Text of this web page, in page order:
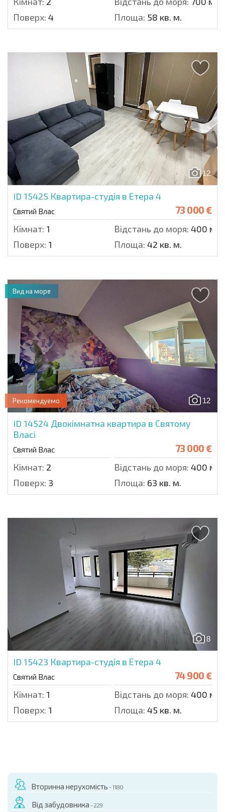
Поверх: 4 Площа: 58 кв. м.
12
ID 15425 Квартира-студія в Етера 4
Святий Влас 73 000 €
Кімнат: 1 Відстань до моря: 400 м.
Поверх: 1 Площа: 42 кв. м.
12
Рекомендуемо
ID 14524 Двокімнатна квартира в Святому
Власі
Святий Влас 73 000 €
Кімнат: 2 Відстань до моря: 400 м.
Поверх: 3 Площа: 63 кв. м.
Вид на море
8
ID 15423 Квартира-студія в Етера 4
Святий Влас 74 900 €
Кімнат: 1 Відстань до моря: 400 м.
Поверх: 1 Площа: 45 кв. м.
Вторинна нерухомість - 1180
Від забудовника - 229